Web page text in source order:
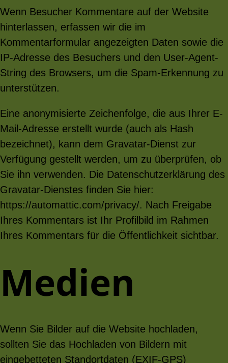
Wenn Besucher Kommentare auf der Website
hinterlassen, erfassen wir die im
Kommentarformular angezeigten Daten sowie die
IP-Adresse des Besuchers und den User-Agent-
String des Browsers, um die Spam-Erkennung zu
unterstützen.
Eine anonymisierte Zeichenfolge, die aus Ihrer E-
Mail-Adresse erstellt wurde (auch als Hash
bezeichnet), kann dem Gravatar-Dienst zur
Verfügung gestellt werden, um zu überprüfen, ob
Sie ihn verwenden. Die Datenschutzerklärung des
Gravatar-Dienstes finden Sie hier:
https://automattic.com/privacy/. Nach Freigabe
Ihres Kommentars ist Ihr Profilbild im Rahmen
Ihres Kommentars für die Öffentlichkeit sichtbar.
Medien
Wenn Sie Bilder auf die Website hochladen,
sollten Sie das Hochladen von Bildern mit
eingebetteten Standortdaten (EXIF-GPS)